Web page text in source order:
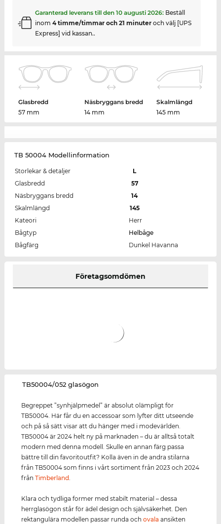
Garanterad leverans till den 10 augusti 2026: Beställ
inom 4 timme/timmar och 21 minuteroch välj [UPS
Express] vid kassan..
Glasbredd
57 mm
Näsbryggans bredd
14 mm
Skalmlängd
145 mm
TB 50004 Modellinformation
Storlekar & detaljer
L
Glasbredd
57
Näsbryggans bredd
14
Skalmlängd
145
Kateori
Herr
Bågtyp
Helbåge
Bågfärg
Dunkel Havanna
Företagsomdömen
‌TB50004/052 glasögon
Begreppet ”synhjälpmedel” är absolut olämpligt för
TB50004. Här får du en accessoar som lyfter ditt utseende
och på så sätt visar att du hänger med i modevärlden.
TB50004 är 2024 helt ny på marknaden – du är alltså totalt
modern med denna modell. Skulle en annan färg passa
bättre till din favoritoutfit? Kolla även in de andra stilarna
från TB50004 som finns i vårt sortiment från 2023 och 2024
frånTimberland
Klara och tydliga former med stabilt material – dessa
herrglasögon står för ädel design och självsäkerhet. Den
rektangulära modellen passar runda ochovala ansikten